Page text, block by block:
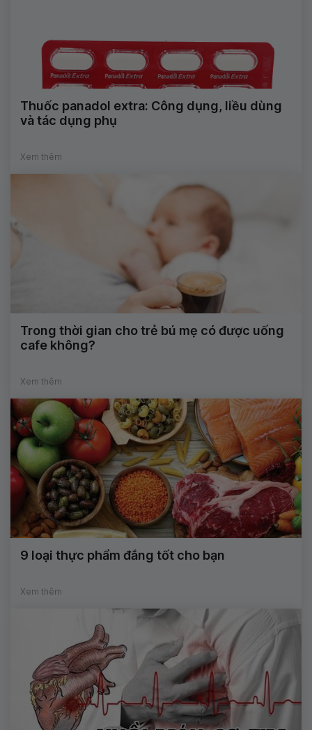
Thuốc panadol extra: Công dụng, liều dùng
và tác dụng phụ
Xem thêm
Trong thời gian cho trẻ bú mẹ có được uống
cafe không?
Xem thêm
9 loại thực phẩm đắng tốt cho bạn
Xem thêm